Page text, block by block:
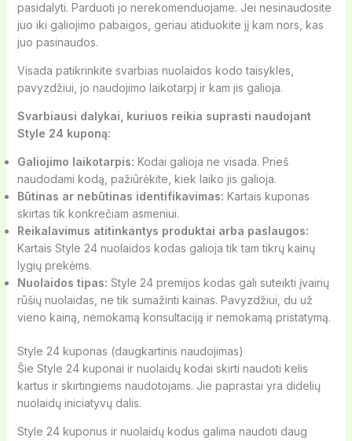
pasidalyti. Parduoti jo nerekomenduojame. Jei nesinaudosite
juo iki galiojimo pabaigos, geriau atiduokite jį kam nors, kas
juo pasinaudos.
Visada patikrinkite svarbias nuolaidos kodo taisykles,
pavyzdžiui, jo naudojimo laikotarpį ir kam jis galioja.
Svarbiausi dalykai, kuriuos reikia suprasti naudojant
Style 24 kuponą:
Galiojimo laikotarpis: Kodai galioja ne visada. Prieš
naudodami kodą, pažiūrėkite, kiek laiko jis galioja.
Būtinas ar nebūtinas identifikavimas: Kartais kuponas
skirtas tik konkrečiam asmeniui.
Reikalavimus atitinkantys produktai arba paslaugos:
Kartais Style 24 nuolaidos kodas galioja tik tam tikrų kainų
lygių prekėms.
Nuolaidos tipas: Style 24 premijos kodas gali suteikti įvairių
rūšių nuolaidas, ne tik sumažinti kainas. Pavyzdžiui, du už
vieno kainą, nemokamą konsultaciją ir nemokamą pristatymą.
Style 24 kuponas (daugkartinis naudojimas)
Šie Style 24 kuponai ir nuolaidų kodai skirti naudoti kelis
kartus ir skirtingiems naudotojams. Jie paprastai yra didelių
nuolaidų iniciatyvų dalis.
Style 24 kuponus ir nuolaidų kodus galima naudoti daug